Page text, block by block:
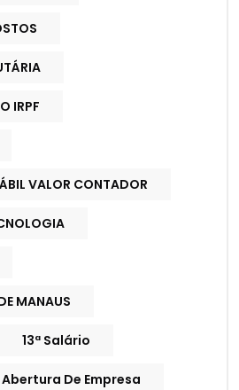
IRPF
VALOR CONTADOR
MANAUS
13ª Salário
Abertura De Empresa